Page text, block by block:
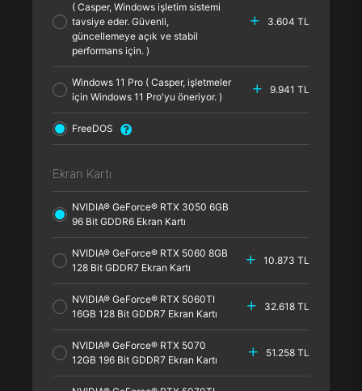
( Casper, Windows işletim sistemi
tavsiye eder. Güvenli,
güncellemeye açık ve stabil
performans için. )
3.604 TL
Windows 11 Pro ( Casper, işletmeler
için Windows 11 Pro'yu öneriyor. )
9.941 TL
FreeDOS
Ekran Kartı
NVIDIA® GeForce® RTX 3050 6GB
96 Bit GDDR6 Ekran Kartı
NVIDIA® GeForce® RTX 5060 8GB
128 Bit GDDR7 Ekran Kartı
10.873 TL
NVIDIA® GeForce® RTX 5060TI
16GB 128 Bit GDDR7 Ekran Kartı
32.618 TL
NVIDIA® GeForce® RTX 5070
12GB 196 Bit GDDR7 Ekran Kartı
51.258 TL